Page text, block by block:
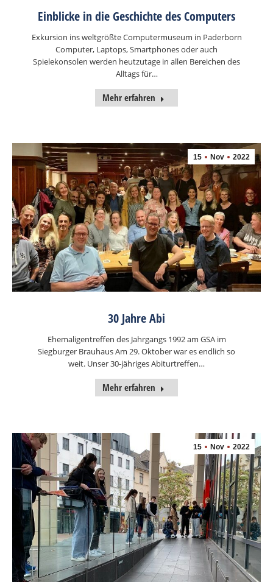
Einblicke in die Geschichte des Computers
Exkursion ins weltgrößte Computermuseum in Paderborn
Computer, Laptops, Smartphones oder auch
Spielekonsolen werden heutzutage in allen Bereichen des
Alltags für…
Mehr erfahren
15 Nov 2022
30 Jahre Abi
Ehemaligentreffen des Jahrgangs 1992 am GSA im
Siegburger Brauhaus Am 29. Oktober war es endlich so
weit. Unser 30-jähriges Abiturtreffen…
Mehr erfahren
15 Nov 2022